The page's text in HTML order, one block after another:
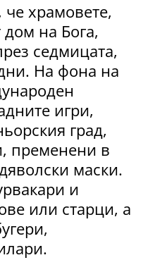
храмовете,
дом на Бога,
седмицата,
На фона на
игри,
град,
пременени в
маски.
и
или старци, а